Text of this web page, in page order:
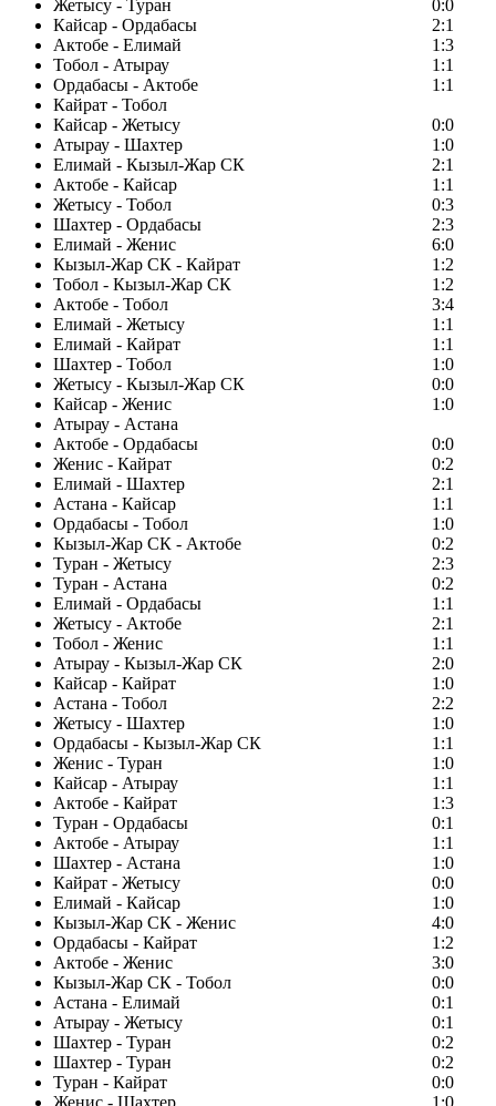
Жетысу - Туран
0:0
Кайсар - Ордабасы
2:1
Актобе - Елимай
1:3
Тобол - Атырау
1:1
Ордабасы - Актобе
1:1
Кайрат - Тобол
Кайсар - Жетысу
0:0
Атырау - Шахтер
1:0
Елимай - Кызыл-Жар СК
2:1
Актобе - Кайсар
1:1
Жетысу - Тобол
0:3
Шахтер - Ордабасы
2:3
Елимай - Женис
6:0
Кызыл-Жар СК - Кайрат
1:2
Тобол - Кызыл-Жар СК
1:2
Актобе - Тобол
3:4
Елимай - Жетысу
1:1
Елимай - Кайрат
1:1
Шахтер - Тобол
1:0
Жетысу - Кызыл-Жар СК
0:0
Кайсар - Женис
1:0
Атырау - Астана
Актобе - Ордабасы
0:0
Женис - Кайрат
0:2
Елимай - Шахтер
2:1
Астана - Кайсар
1:1
Ордабасы - Тобол
1:0
Кызыл-Жар СК - Актобе
0:2
Туран - Жетысу
2:3
Туран - Астана
0:2
Елимай - Ордабасы
1:1
Жетысу - Актобе
2:1
Тобол - Женис
1:1
Атырау - Кызыл-Жар СК
2:0
Кайсар - Кайрат
1:0
Астана - Тобол
2:2
Жетысу - Шахтер
1:0
Ордабасы - Кызыл-Жар СК
1:1
Женис - Туран
1:0
Кайсар - Атырау
1:1
Актобе - Кайрат
1:3
Туран - Ордабасы
0:1
Актобе - Атырау
1:1
Шахтер - Астана
1:0
Кайрат - Жетысу
0:0
Елимай - Кайсар
1:0
Кызыл-Жар СК - Женис
4:0
Ордабасы - Кайрат
1:2
Актобе - Женис
3:0
Кызыл-Жар СК - Тобол
0:0
Астана - Елимай
0:1
Атырау - Жетысу
0:1
Шахтер - Туран
0:2
Шахтер - Туран
0:2
Туран - Кайрат
0:0